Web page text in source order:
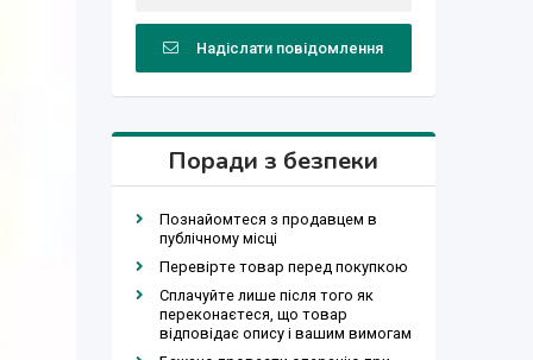
Надіслати повідомлення
Поради з безпеки
Познайомтеся з продавцем в
публічному місці
Перевірте товар перед покупкою
Сплачуйте лише після того як
переконаєтеся, що товар
відповідає опису і вашим вимогам